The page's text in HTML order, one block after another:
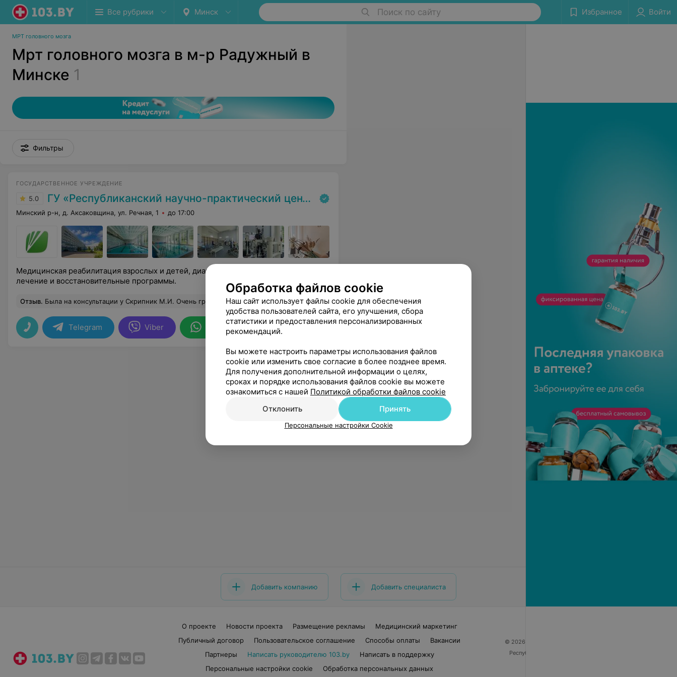
Все рубрики Минск Поиск по сайту Избранное Войти
МРТ головного мозга
Мрт головного мозга в м-р Радужный в
Минске 1
Фильтры
ГОСУДАРСТВЕННОЕ УЧРЕЖДЕНИЕ
5.0 ГУ «Республиканский научно-практический центр медицинской экспертизы и реабилитаци»
Минский р-н, д. Аксаковщина, ул. Речная, 1 до 17:00
Медицинская реабилитация взрослых и детей, диагностика, специализированное
лечение и восстановительные программы.
Отзыв. Была на консультации у Скрипник М.И. Очень грамотный врач, все объяснила, дала четкие рекомендации. Еще
Telegram Viber WhatsApp
Добавить компанию Добавить специалиста
О проекте Новости проекта Размещение рекламы
Медицинский маркетинг
Публичный договор
Пользовательское соглашение Способы оплаты
Вакансии
Партнеры
Написать руководителю 103.by
Написать в поддержку
Персональные настройки cookie
Обработка персональных данных
© 2026 ООО «Артокс Лаб», УНП 191700409
Республика Беларусь, г. Минск, улица Толбухина, 2,
Обработка файлов cookie
Наш сайт использует файлы cookie для обеспечения
удобства пользователей сайта, его улучшения, сбора
статистики и предоставления персонализированных
рекомендаций.
Вы можете настроить параметры использования файлов
cookie или изменить свое согласие в более позднее время.
Для получения дополнительной информации о целях,
сроках и порядке использования файлов cookie вы можете
ознакомиться с нашей Политикой обработки файлов cookie
Отклонить
Принять
Персональные настройки Cookie